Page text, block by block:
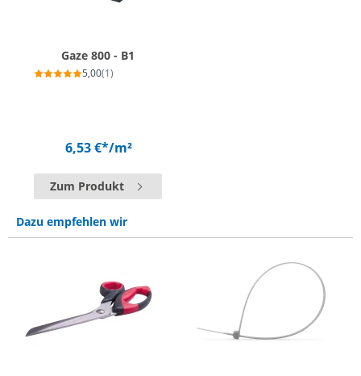
Gaze 800 - B1
5,00(1)
6,53 €*/m²
Zum Produkt
Dazu empfehlen wir